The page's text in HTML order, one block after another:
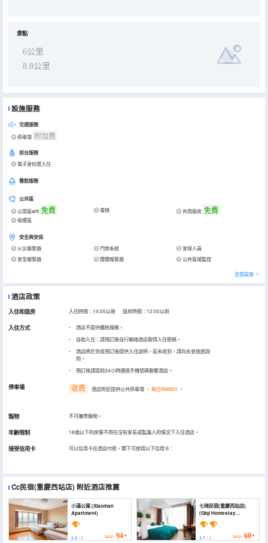
景點
6公里
8.8公里
設施服務
交通服務
停車場 附加费
前台服務
電子身份證入住
餐飲服務
公共區
公用區wifi 免費 電梯 共用廚房 免費
吸煙區
安全與安保
火災報警器 門禁系統
安保人員
安全報警器
煙霧報警器 公共區域監控
全部設施
酒店政策
入住和退房 入住時間：14:00以後 退房時間：12:00以前
入住方式
酒店不提供櫃枱服務。
自助入住：請預訂後自行聯絡酒店取得入住密碼。
酒店將於完成預訂後提供入住說明，若未收到，請向永安旅遊詢
問。
預訂後請提前24小時通過手機號碼聯繫酒店。
停車場 收费 酒店附近提供公共停車場 ， 每日RMB20 。
寵物 不可攜帶寵物。
年齡限制 18歲以下的房客不得在沒有家長或監護人的情況下入住酒店。
接受信用卡 可以信用卡在酒店付款，閣下可使用以下信用卡：
Cc民宿(重慶西站店) 附近酒店推薦
小滿公寓 (Xiaoman
Apartment)
2.3 / 5 HKD 94+
七琦民宿(重慶西站店)
(Qiqi Homestay
(Chongqing West
Station Store))
3.7/ 5 HKD 60+